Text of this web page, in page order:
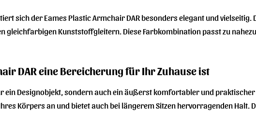
sich der Eames Plastic Armchair DAR besonders elegant und vielseitig.
gleichfarbigen Kunststoffgleitern. Diese Farbkombination passt zu
DAR eine Bereicherung für Ihr Zuhause ist
ein Designobjekt, sondern auch ein äußerst komfortabler und
Körpers an und bietet auch bei längerem Sitzen hervorragenden Halt.